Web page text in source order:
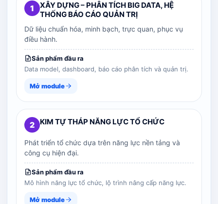
1
XÂY DỰNG – PHÂN TÍCH BIG DATA, HỆ
THỐNG BÁO CÁO QUẢN TRỊ
Dữ liệu chuẩn hóa, minh bạch, trực quan, phục vụ
điều hành.
Sản phẩm đầu ra
Data model, dashboard, báo cáo phân tích và quản trị.
Mở module
2 KIM TỰ THÁP NĂNG LỰC TỔ CHỨC
Phát triển tổ chức dựa trên năng lực nền tảng và
công cụ hiện đại.
Sản phẩm đầu ra
Mô hình năng lực tổ chức, lộ trình nâng cấp năng lực.
Mở module